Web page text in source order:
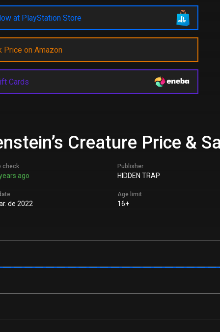
at PlayStation Store
Price on Amazon
Cards
Creature Price &
check
ago
de 2022
Publisher
HIDDEN TRAP
Age limit
16+